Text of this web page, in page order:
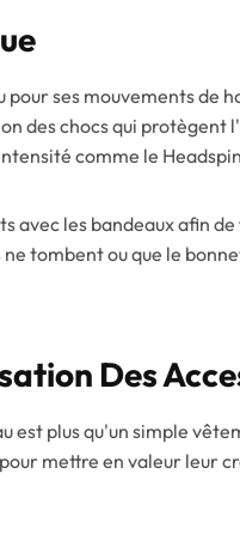
pour ses mouvements de
des chocs qui
comme le
avec les bandeaux afin
tombent ou que le
Des
est plus qu'un simple
mettre en valeur leur